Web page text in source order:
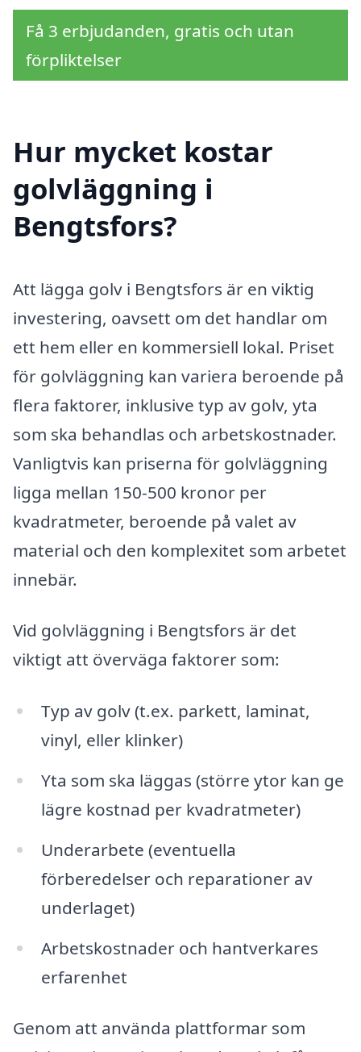
Få 3 erbjudanden, gratis och utan
förpliktelser
Hur mycket kostar
golvläggning i
Bengtsfors?
Att lägga golv i Bengtsfors är en viktig
investering, oavsett om det handlar om
ett hem eller en kommersiell lokal. Priset
för golvläggning kan variera beroende på
flera faktorer, inklusive typ av golv, yta
som ska behandlas och arbetskostnader.
Vanligtvis kan priserna för golvläggning
ligga mellan 150-500 kronor per
kvadratmeter, beroende på valet av
material och den komplexitet som arbetet
innebär.
Vid golvläggning i Bengtsfors är det
viktigt att överväga faktorer som:
Typ av golv (t.ex. parkett, laminat,
vinyl, eller klinker)
Yta som ska läggas (större ytor kan ge
lägre kostnad per kvadratmeter)
Underarbete (eventuella
förberedelser och reparationer av
underlaget)
Arbetskostnader och hantverkares
erfarenhet
Genom att använda plattformar som